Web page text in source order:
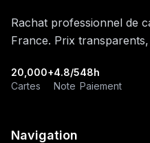
Rachat professionnel de
France. Prix
20,000+
Cartes
4.8/5
Note
48h
Paiement
Navigation